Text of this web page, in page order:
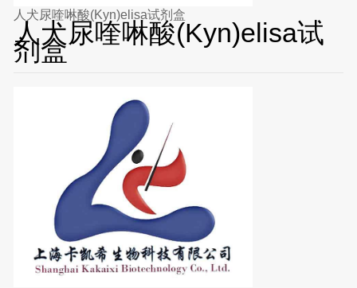
人犬尿喹啉酸(Kyn)elisa试剂盒
人犬尿喹啉酸(Kyn)elisa试
剂盒